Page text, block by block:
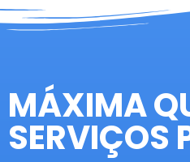
MÁXIMA
SERVIÇOS